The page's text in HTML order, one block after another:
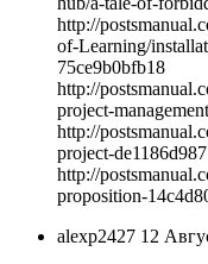
http://
of-Learning/
75ce9b0bfb18
http://
project-
http://
project-
http://
proposition-
alexp2427 12